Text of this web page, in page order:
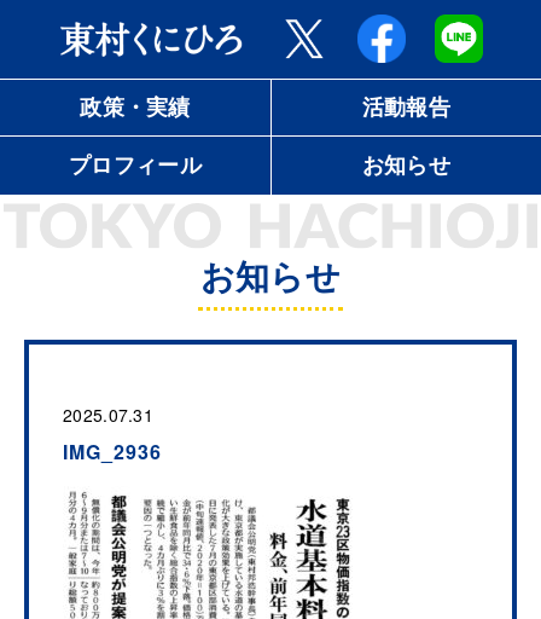
政策・実績
活動報告
プロフィール
お知らせ
お知らせ
2025.07.31
IMG_2936